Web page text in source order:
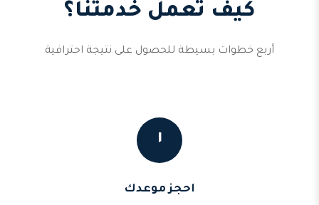
كيف تعمل خدمتنا؟
أربع خطوات بسيطة للحصول على نتيجة احترافية
١
احجز موعدك